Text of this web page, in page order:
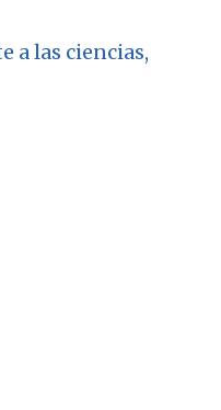
a las ciencias,